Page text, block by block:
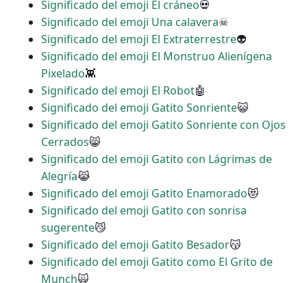
Significado del emoji El cráneo💀
Significado del emoji Una calavera☠
Significado del emoji El Extraterrestre👽
Significado del emoji El Monstruo Alienígena
Pixelado👾
Significado del emoji El Robot🤖
Significado del emoji Gatito Sonriente😺
Significado del emoji Gatito Sonriente con Ojos
Cerrados😸
Significado del emoji Gatito con Lágrimas de
Alegría😹
Significado del emoji Gatito Enamorado😻
Significado del emoji Gatito con sonrisa
sugerente😼
Significado del emoji Gatito Besador😽
Significado del emoji Gatito como El Grito de
Munch🙀